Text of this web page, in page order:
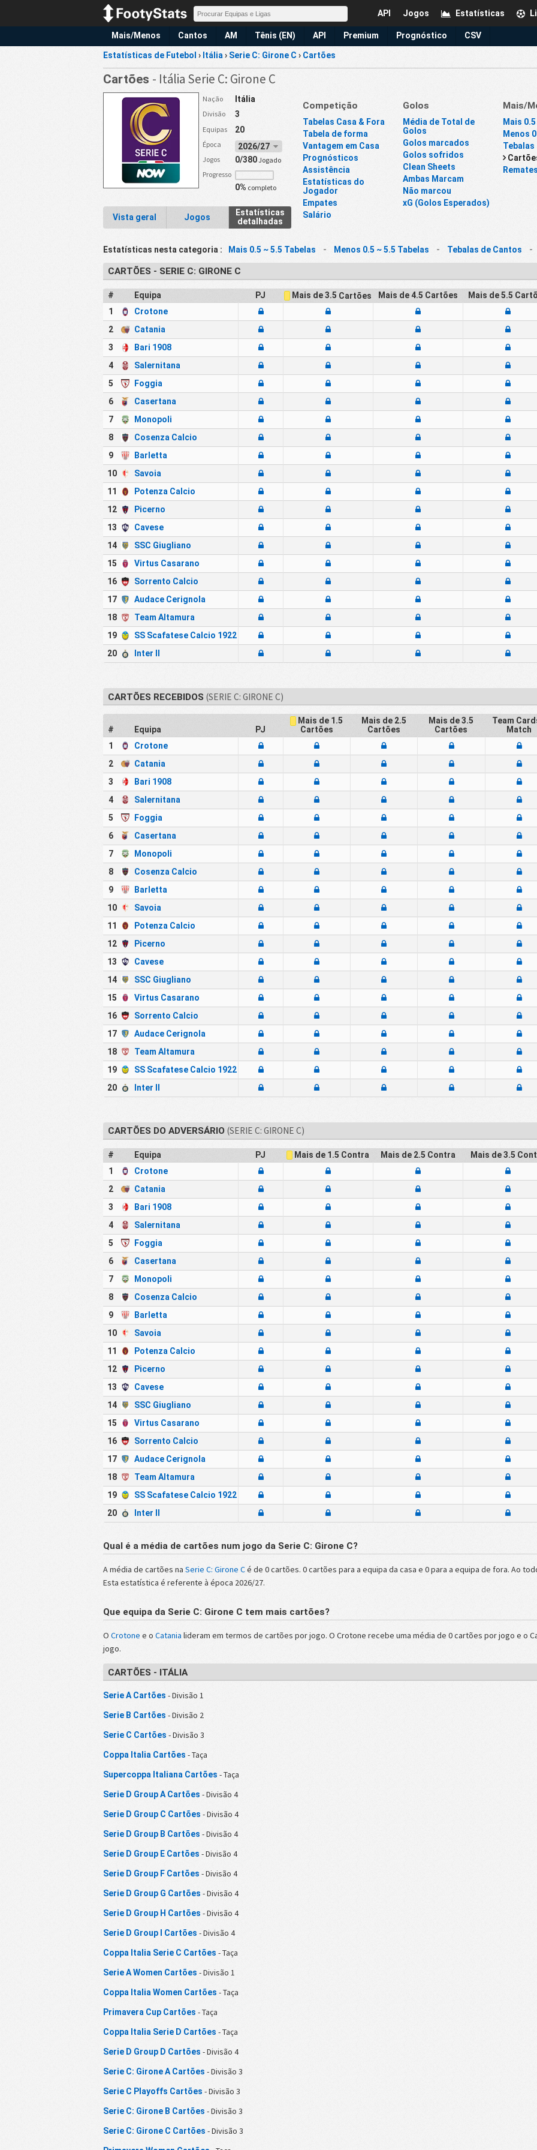
Estatísticas
Jogos
API
Mais/Menos Cantos AM Tênis (EN) API Premium Prognóstico CSV
Estatísticas de Futebol › Itália › Serie C: Girone C › Cartões
Cartões - Itália Serie C: Girone C
Nação Itália
Divisão 3
Equipas 20
Época 2026/27
Jogos 0/380Jogado
Progresso
0% completo
Vista geral Jogos
Estatísticas
detalhadas
Competição
Tabelas Casa & Fora
Tabela de forma
Vantagem em Casa
Prognósticos
Assistência
Estatísticas do
Jogador
Empates
Salário
Golos
Média de Total de
Golos
Golos marcados
Golos sofridos
Clean Sheets
Ambas Marcam
Não marcou
xG (Golos Esperados)
Mais/
Mais
Menos
Tebalas
Estatísticas nesta categoria : Mais 0.5 ~ 5.5 Tabelas - Menos 0.5 ~ 5.5 Tabelas - Tebalas de Cantos
CARTÕES - SERIE C: GIRONE C
# Equipa PJ Mais de 3.5 Cartões Mais de 4.5 Cartões Mais de 5.5
1
Crotone
2
Catania
3
Bari 1908
4
Salernitana
5
Foggia
6
Casertana
7
Monopoli
8
Cosenza Calcio
9
Barletta
10
Savoia
11
Potenza Calcio
12
Picerno
13
Cavese
14
SSC Giugliano
15
Virtus Casarano
16
Sorrento Calcio
17
Audace Cerignola
18
Team Altamura
19
SS Scafatese Calcio 1922
20
Inter II
CARTÕES RECEBIDOS (SERIE C: GIRONE C)
# Equipa PJ
Mais de 1.5
Cartões
Mais de 2.5
Cartões
Mais de 3.5
Cartões
Team
Match
1
Crotone
2
Catania
3
Bari 1908
4
Salernitana
5
Foggia
6
Casertana
7
Monopoli
8
Cosenza Calcio
9
Barletta
10
Savoia
11
Potenza Calcio
12
Picerno
13
Cavese
14
SSC Giugliano
15
Virtus Casarano
16
Sorrento Calcio
17
Audace Cerignola
18
Team Altamura
19
SS Scafatese Calcio 1922
20
Inter II
CARTÕES DO ADVERSÁRIO(SERIE C: GIRONE C)
# Equipa PJ Mais de 1.5 Contra Mais de 2.5 Contra Mais de 3.5
1
Crotone
2
Catania
3
Bari 1908
4
Salernitana
5
Foggia
6
Casertana
7
Monopoli
8
Cosenza Calcio
9
Barletta
10
Savoia
11
Potenza Calcio
12
Picerno
13
Cavese
14
SSC Giugliano
15
Virtus Casarano
16
Sorrento Calcio
17
Audace Cerignola
18
Team Altamura
19
SS Scafatese Calcio 1922
20
Inter II
Qual é a média de cartões num jogo da Serie C: Girone C?
A média de cartões na Serie C: Girone Cé de 0 cartões. 0 cartões para a equipa da casa e 0 para a equipa de fora. Ao
Esta estatística é referente à época 2026/27.
Que equipa da Serie C: Girone C tem mais cartões?
O Crotone e o Catania lideram em termos de cartões por jogo. O Crotone recebe uma média de 0 cartões por jogo e o
jogo.
CARTÕES - ITÁLIA
Serie A Cartões - Divisão 1
Serie B Cartões - Divisão 2
Serie C Cartões - Divisão 3
Coppa Italia Cartões - Taça
Supercoppa Italiana Cartões - Taça
Serie D Group A Cartões - Divisão 4
Serie D Group C Cartões - Divisão 4
Serie D Group B Cartões - Divisão 4
Serie D Group E Cartões - Divisão 4
Serie D Group F Cartões - Divisão 4
Serie D Group G Cartões - Divisão 4
Serie D Group H Cartões - Divisão 4
Serie D Group I Cartões - Divisão 4
Coppa Italia Serie C Cartões - Taça
Serie A Women Cartões - Divisão 1
Coppa Italia Women Cartões - Taça
Primavera Cup Cartões - Taça
Coppa Italia Serie D Cartões - Taça
Serie D Group D Cartões - Divisão 4
Serie C: Girone A Cartões - Divisão 3
Serie C Playoffs Cartões - Divisão 3
Serie C: Girone B Cartões - Divisão 3
Serie C: Girone C Cartões - Divisão 3